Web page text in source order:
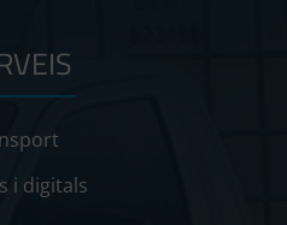
i digitals